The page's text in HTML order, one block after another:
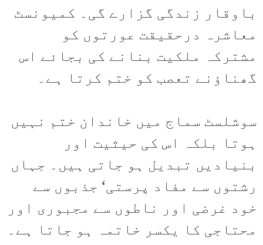
باوقار زندگی گزارے گی۔ کمیونسٹ
معاشرہ درحقیقت عورتوں کو
مشترکہ ملکیت بنانے کی بجائے اس
گھناؤنے تعصب کو ختم کرتا ہے۔
سوشلسٹ سماج میں خاندان ختم نہیں
ہوتا بلکہ اس کی حیثیت اور
بنیادیں تبدیل ہو جاتی ہیں۔ جہاں
رشتوں سے مفاد پرستی‘ جذبوں سے
خود غرضی اور ناطوں سے مجبوری اور
محتاجی کا یکسر خاتمہ ہو جاتا ہے۔